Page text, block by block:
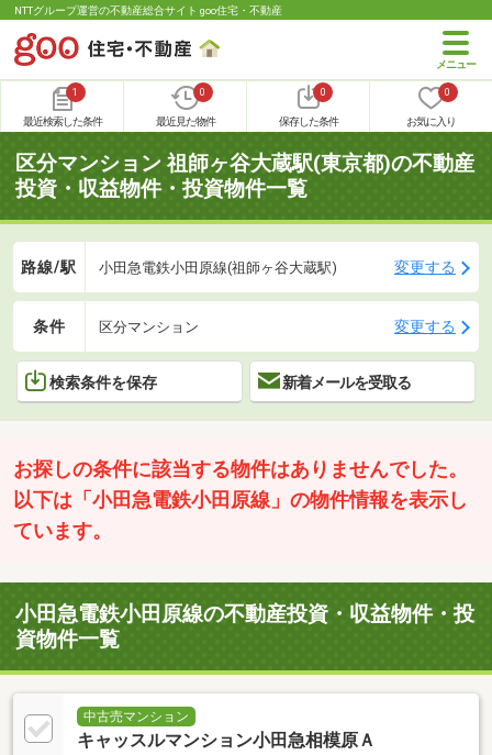
NTTグループ運営の不動産総合サイト goo住宅・不動産
1
最近検索した条件
0
最近見た物件
0
保存した条件
0
お気に入り
区分マンション 祖師ヶ谷大蔵駅(東京都)の不動産
投資・収益物件・投資物件一覧
路線/駅 小田急電鉄小田原線(祖師ヶ谷大蔵駅) 変更する
条件 区分マンション 変更する
検索条件を保存 新着メールを受取る
お探しの条件に該当する物件はありませんでした。
以下は「小田急電鉄小田原線」の物件情報を表示し
ています。
小田急電鉄小田原線の不動産投資・収益物件・投
資物件一覧
中古売マンション
キャッスルマンション小田急相模原Ａ